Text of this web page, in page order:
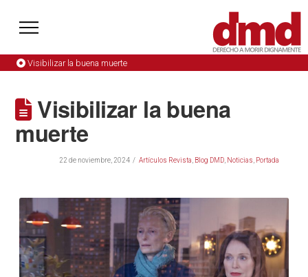
Visibilizar la buena muerte
Visibilizar la buena
muerte
22 de noviembre, 2024 Artículos Revista Blog DMD, Noticias Portada